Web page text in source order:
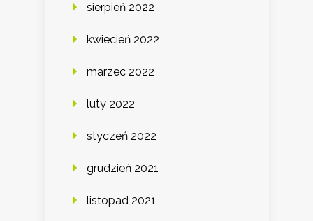
sierpień 2022
kwiecień 2022
marzec 2022
luty 2022
styczeń 2022
grudzień 2021
listopad 2021